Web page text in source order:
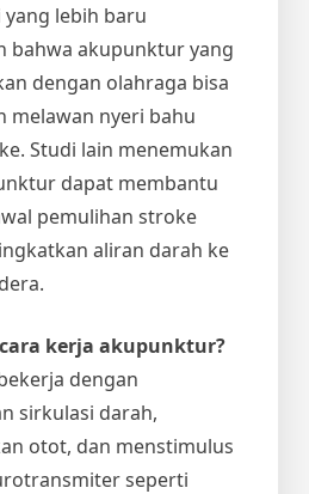
lebih baru
bahwa akupunktur yang
dengan olahraga bisa
melawan nyeri bahu
Studi lain menemukan
dapat membantu
pemulihan stroke
aliran darah ke
kerja akupunktur?
dengan
sirkulasi darah,
otot, dan menstimulus
seperti